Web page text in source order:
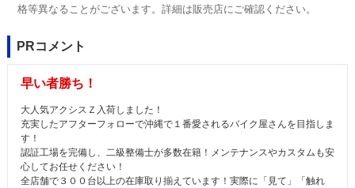
格等異なることがございます。詳細は販売店にご確認ください。
PRコメント
早い者勝ち！
大人気アクシスＺ入荷しました！
充実したアフターフォローで沖縄で１番愛されるバイク屋さんを目指しま
す！
認証工場を完備し、二級整備士が多数在籍！メンテナンスやカスタムも安
心してお任せください！
全店舗で３００台以上の在庫取り揃えています！実際に「見て」「触れ